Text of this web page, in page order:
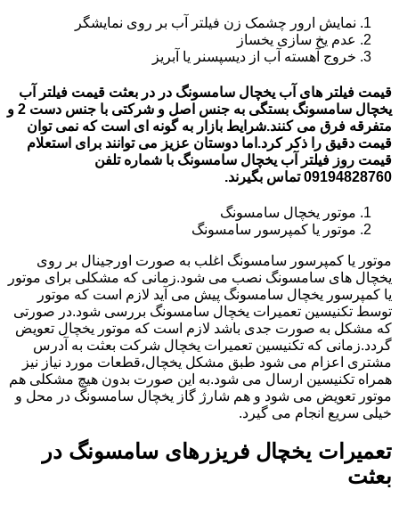
نمایش ارور چشمک زن فیلتر آب بر روی نمایشگر
عدم یخ سازی یخساز
خروج آهسته آب از دیسپسنر یا آبریز
قیمت فیلتر های آب یخچال سامسونگ در در بعثت قیمت فیلتر آب
یخچال سامسونگ بستگی به جنس اصل و شرکتی با جنس دست 2 و
متفرقه فرق می کنند.شرایط بازار به گونه ای است که نمی توان
قیمت دقیق را ذکر کرد.اما دوستان عزیز می توانند برای استعلام
قیمت روز فیلتر آب یخچال سامسونگ با شماره تلفن
09194828760 تماس بگیرند.
موتور یخچال سامسونگ
موتور یا کمپرسور سامسونگ
موتور یا کمپرسور سامسونگ اغلب به صورت اورجینال بر روی
یخچال های سامسونگ نصب می شود.زمانی که مشکلی برای موتور
یا کمپرسور یخچال سامسونگ پیش می آید لازم است که موتور
توسط تکنیسین تعمیرات یخچال سامسونگ بررسی شود.در صورتی
که مشکل به صورت جدی باشد لازم است که موتور یخچال تعویض
گردد.زمانی که تکنیسین تعمیرات یخچال شرکت بعثت به آدرس
مشتری اعزام می شود طبق مشکل یخچال،قطعات مورد نیاز نیز
همراه تکنیسین ارسال می شود.به این صورت بدون هیچ مشکلی هم
موتور تعویض می شود و هم شارژ گاز یخچال سامسونگ در محل و
خیلی سریع انجام می گیرد.
تعمیرات یخچال فریزرهای سامسونگ در
بعثت